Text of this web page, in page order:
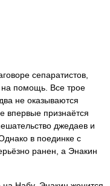
сепаратистов,
на помощь. Все трое
не оказываются
впервые признаётся
джедаев и
в поединке с
ранен, а Энакин